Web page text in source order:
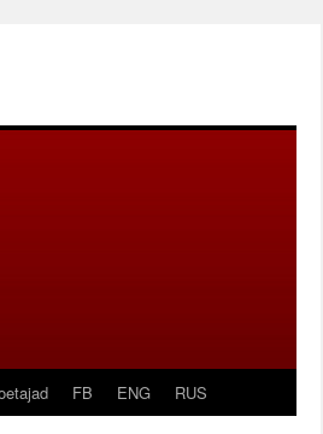
FB ENG RUS